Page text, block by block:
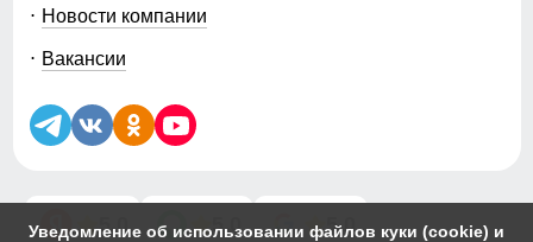
Уведомление об использовании файлов куки (cookie) и
Новости компании
Вакансии
5.0 5.0 5.0